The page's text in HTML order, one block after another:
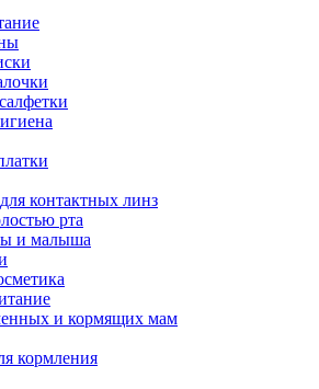
контактных линз
рта
и малыша
и кормящих мам
кормления